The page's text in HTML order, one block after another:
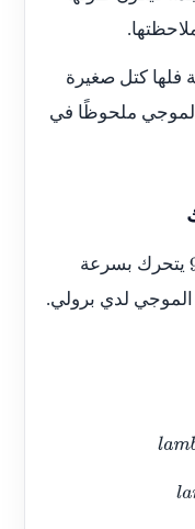
فلها كتل صغيرة
ملحوظًا في
يتحرك بسرعة
لدي برولي.
lam
−31
la